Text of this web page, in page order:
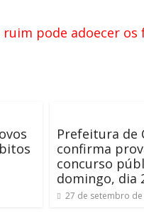
pode adoecer os
Prefeitura de
confirma
concurso
domingo, dia
27 de setembro de